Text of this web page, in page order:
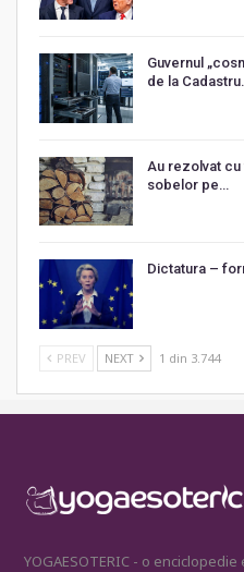
Guvernul
de la
Au rezolvat
sobelor pe…
Dictatura –
PREV NEXT 1 din 3.744
YOGAESOTERIC - o